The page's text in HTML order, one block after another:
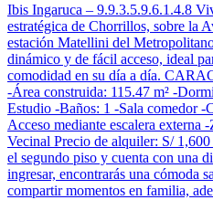
Ibis Ingaruca – 9.9.3.5.9.6.1.4.8
estratégica de Chorrillos, sobre la
estación Matellini del
dinámico y de fácil acceso, ideal
comodidad en su día a día.
-Área construida: 115.47 m² -
Estudio -Baños: 1 -Sala comedor
Acceso mediante escalera
Vecinal Precio de alquiler: S/
el segundo piso y cuenta con una
ingresar, encontrarás una cómoda
compartir momentos en familia,